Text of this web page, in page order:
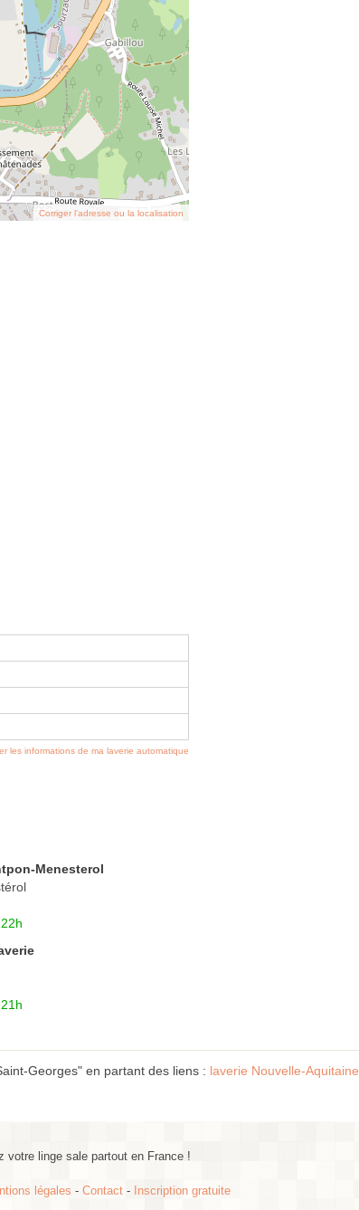
Corriger l’adresse ou la localisation
les informations de ma laverie automatique
Menesterol
Georges" en partant des liens : laverie Nouvelle-Aquitaine
votre linge sale partout en France !
légales - Contact - Inscription gratuite